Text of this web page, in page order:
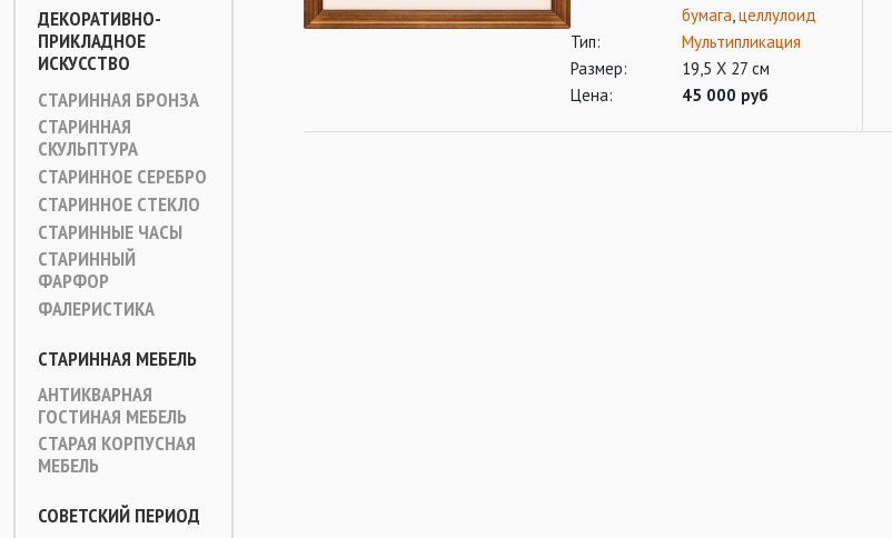
ДЕКОРАТИВНО-
ПРИКЛАДНОЕ
ИСКУССТВО
СТАРИННАЯ БРОНЗА
СТАРИННАЯ
СКУЛЬПТУРА
СТАРИННОЕ СЕРЕБРО
СТАРИННОЕ СТЕКЛО
СТАРИННЫЕ ЧАСЫ
СТАРИННЫЙ
ФАРФОР
ФАЛЕРИСТИКА
СТАРИННАЯ МЕБЕЛЬ
АНТИКВАРНАЯ
ГОСТИНАЯ МЕБЕЛЬ
СТАРАЯ КОРПУСНАЯ
МЕБЕЛЬ
СОВЕТСКИЙ ПЕРИОД
бумага,целлулоид
Тип:
Мультипликация
Размер:
19,5 Х 27 см
Цена:
45 000 руб